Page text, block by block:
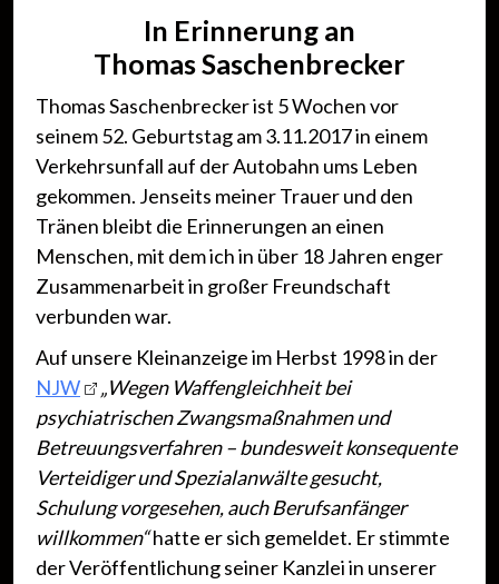
In Erinnerung an
Thomas Saschenbrecker
Thomas Saschenbrecker ist 5 Wochen vor
seinem 52. Geburtstag am 3.11.2017 in einem
Verkehrsunfall auf der Autobahn ums Leben
gekommen. Jenseits meiner Trauer und den
Tränen bleibt die Erinnerungen an einen
Menschen, mit dem ich in über 18 Jahren enger
Zusammenarbeit in großer Freundschaft
verbunden war.
Auf unsere Kleinanzeige im Herbst 1998 in der
NJW
„Wegen Waffengleichheit bei
psychiatrischen Zwangsmaßnahmen und
Betreuungsverfahren – bundesweit konsequente
Verteidiger und Spezialanwälte gesucht,
Schulung vorgesehen, auch Berufsanfänger
willkommen“hatte er sich gemeldet. Er stimmte
der Veröffentlichung seiner Kanzlei in unserer